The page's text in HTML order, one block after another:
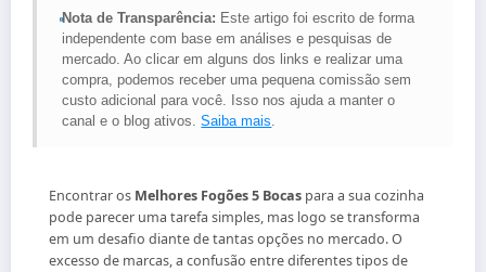
Nota de Transparência: Este artigo foi escrito de forma
independente com base em análises e pesquisas de
mercado. Ao clicar em alguns dos links e realizar uma
compra, podemos receber uma pequena comissão sem
custo adicional para você. Isso nos ajuda a manter o
canal e o blog ativos.Saiba mais.
Encontrar os Melhores Fogões 5 Bocas para a sua cozinha
pode parecer uma tarefa simples, mas logo se transforma
em um desafio diante de tantas opções no mercado. O
excesso de marcas, a confusão entre diferentes tipos de